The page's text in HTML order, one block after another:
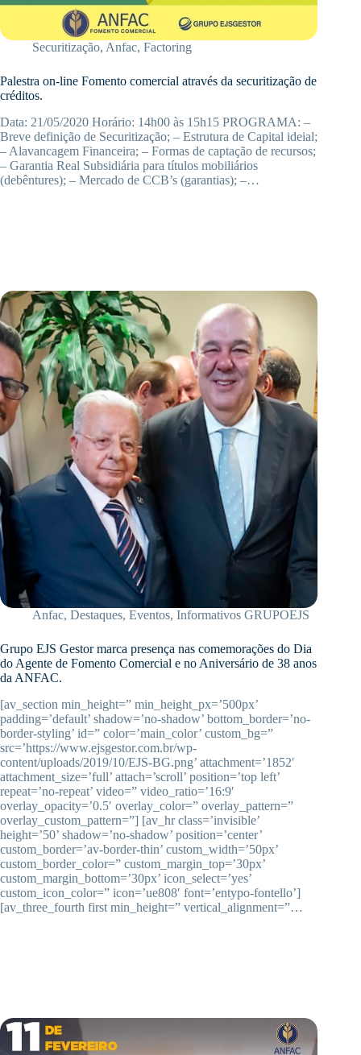
Securitização, Anfac, Factoring
Palestra on-line Fomento comercial através da securitização de
créditos.
Data: 21/05/2020 Horário: 14h00 às 15h15 PROGRAMA: –
Breve definição de Securitização; – Estrutura de Capital ideial;
– Alavancagem Financeira; – Formas de captação de recursos;
– Garantia Real Subsidiária para títulos mobiliários
(debêntures); – Mercado de CCB’s (garantias); –…
Anfac, Destaques, Eventos, Informativos GRUPOEJS
Grupo EJS Gestor marca presença nas comemorações do Dia
do Agente de Fomento Comercial e no Aniversário de 38 anos
da ANFAC.
[av_section min_height=” min_height_px=’500px’
padding=’default’ shadow=’no-shadow’ bottom_border=’no-
border-styling’ id=” color=’main_color’ custom_bg=”
src=’https://www.ejsgestor.com.br/wp-
content/uploads/2019/10/EJS-BG.png’ attachment=’1852′
attachment_size=’full’ attach=’scroll’ position=’top left’
repeat=’no-repeat’ video=” video_ratio=’16:9′
overlay_opacity=’0.5′ overlay_color=” overlay_pattern=”
overlay_custom_pattern=”] [av_hr class=’invisible’
height=’50’ shadow=’no-shadow’ position=’center’
custom_border=’av-border-thin’ custom_width=’50px’
custom_border_color=” custom_margin_top=’30px’
custom_margin_bottom=’30px’ icon_select=’yes’
custom_icon_color=” icon=’ue808′ font=’entypo-fontello’]
[av_three_fourth first min_height=” vertical_alignment=”…